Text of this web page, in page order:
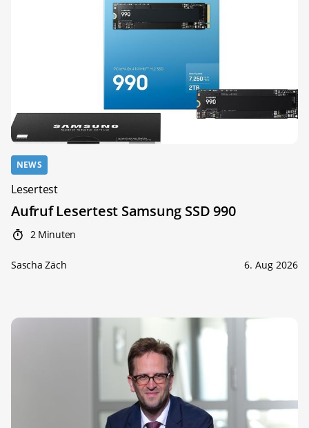
NEWS
Lesertest
Aufruf Lesertest Samsung SSD 990
2 Minuten
Sascha Zäch 6. Aug 2026